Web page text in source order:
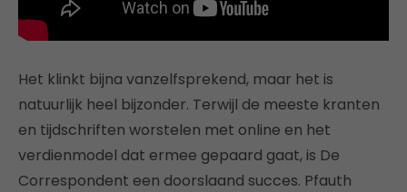
Het klinkt bijna vanzelfsprekend, maar het is
natuurlijk heel bijzonder. Terwijl de meeste kranten
en tijdschriften worstelen met online en het
verdienmodel dat ermee gepaard gaat, is De
Correspondent een doorslaand succes. Pfauth